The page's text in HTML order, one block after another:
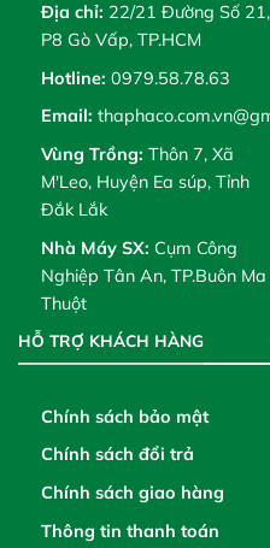
Địa chỉ: 22/21 Đường Số 21,
P8 Gò Vấp, TP.HCM
Hotline: 0979.58.78.63
Email:
Vùng Trồng: Thôn 7, Xã
M'Leo, Huyện Ea súp, Tỉnh
Đắk Lắk
Nhà Máy SX: Cụm Công
Nghiệp Tân An, TP.Buôn Ma
Thuột
HỖ TRỢ KHÁCH HÀNG
Chính sách bảo mật
Chính sách đổi trả
Chính sách giao hàng
Thông tin thanh toán